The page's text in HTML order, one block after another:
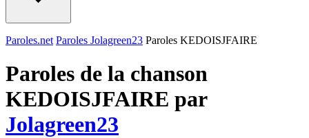
Paroles.net Paroles Jolagreen23 Paroles KEDOISJFAIRE
Paroles de la chanson
KEDOISJFAIRE par
Jolagreen23